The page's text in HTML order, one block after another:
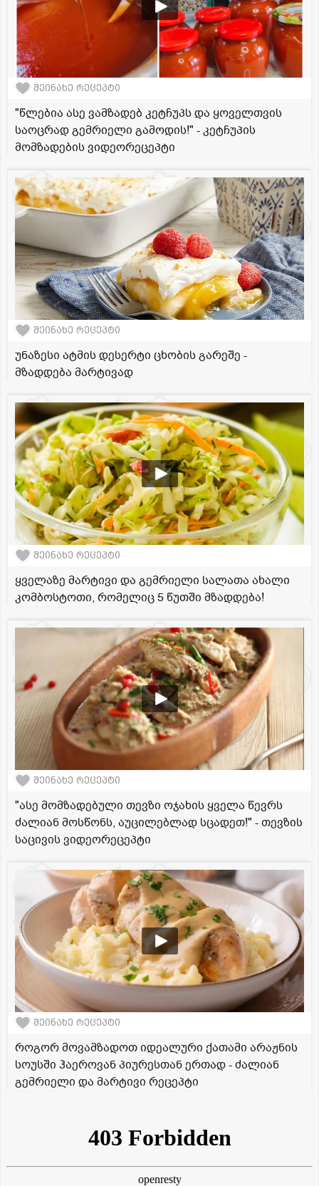
შეინახე რეცეპტი
"წლებია ასე ვამზადებ კეტჩუპს და ყოველთვის
საოცრად გემრიელი გამოდის!" - კეტჩუპის
მომზადების ვიდეორეცეპტი
შეინახე რეცეპტი
უნაზესი ატმის დესერტი ცხობის გარეშე -
მზადდება მარტივად
შეინახე რეცეპტი
ყველაზე მარტივი და გემრიელი სალათა ახალი
კომბოსტოთი, რომელიც 5 წუთში მზადდება!
შეინახე რეცეპტი
"ასე მომზადებული თევზი ოჯახის ყველა წევრს
ძალიან მოსწონს, აუცილებლად სცადეთ!" - თევზის
საცივის ვიდეორეცეპტი
შეინახე რეცეპტი
როგორ მოვამზადოთ იდეალური ქათამი არაჟნის
სოუსში ჰაეროვან პიურესთან ერთად - ძალიან
გემრიელი და მარტივი რეცეპტი